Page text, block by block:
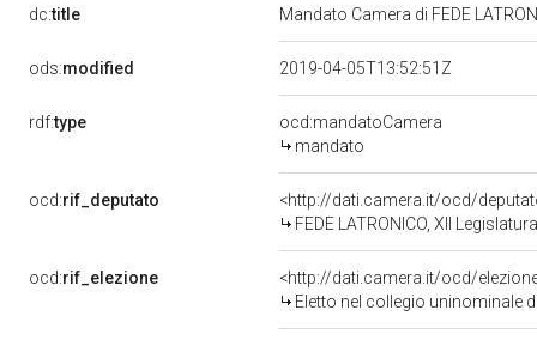
dc:title Mandato Camera di FEDE
ods:modified 2019-04-05T13:52:51Z
rdf:type
ocd:mandatoCamera
mandato
ocd:rif_deputato
<http://dati.camera.it/ocd/
FEDE LATRONICO, XII
ocd:rif_elezione
<http://dati.camera.it/ocd/
Eletto nel collegio uninominale